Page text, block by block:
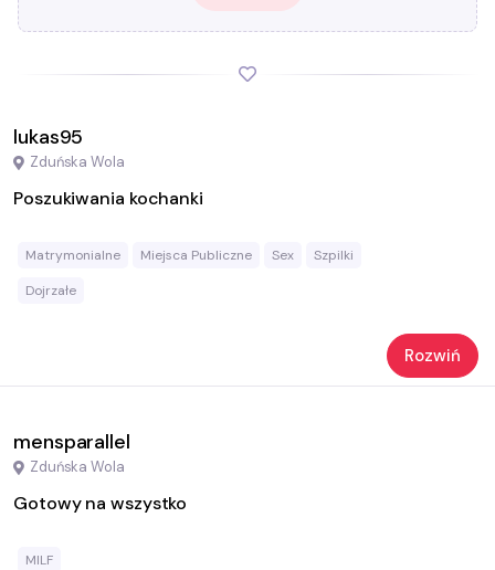
lukas95
Zduńska Wola
Poszukiwania kochanki
Matrymonialne Miejsca Publiczne Sex
Szpilki
Dojrzałe
Rozwiń
mensparallel
Zduńska Wola
Gotowy na wszystko
MILF